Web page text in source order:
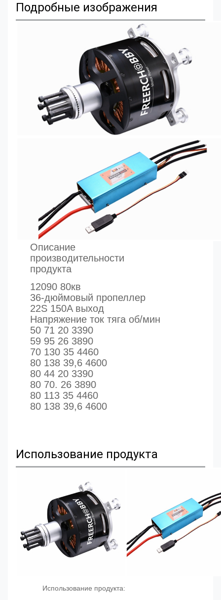
Подробные изображения
Описание
производительности
продукта
12090 80кв
36-дюймовый пропеллер
22S 150A выход
Напряжение ток тяга об/мин
50 71 20 3390
59 95 26 3890
70 130 35 4460
80 138 39,6 4600
80 44 20 3390
80 70. 26 3890
80 113 35 4460
80 138 39,6 4600
Использование продукта
Использование продукта: